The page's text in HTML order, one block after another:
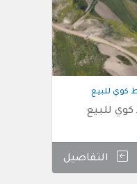
كوي للبيع
كوي للبيع
التفاصيل